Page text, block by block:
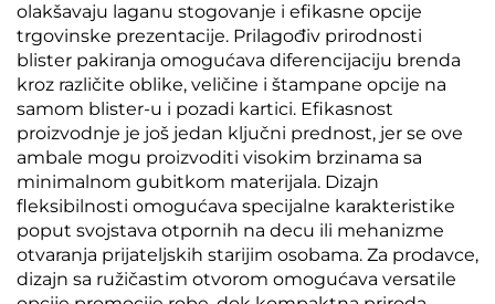
olakšavaju laganu stogovanje i efikasne opcije
trgovinske prezentacije. Prilagođiv prirodnosti
blister pakiranja omogućava diferencijaciju brenda
kroz različite oblike, veličine i štampane opcije na
samom blister-u i pozadi kartici. Efikasnost
proizvodnje je još jedan ključni prednost, jer se ove
ambale mogu proizvoditi visokim brzinama sa
minimalnom gubitkom materijala. Dizajn
fleksibilnosti omogućava specijalne karakteristike
poput svojstava otpornih na decu ili mehanizme
otvaranja prijateljskih starijim osobama. Za prodavce,
dizajn sa ružičastim otvorom omogućava versatile